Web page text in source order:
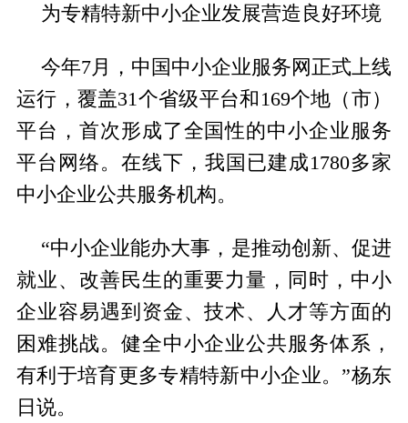
为专精特新中小企业发展营造良好环境
今年7月，中国中小企业服务网正式上线
运行，覆盖31个省级平台和169个地（市）
平台，首次形成了全国性的中小企业服务
平台网络。在线下，我国已建成1780多家
中小企业公共服务机构。
“中小企业能办大事，是推动创新、促进
就业、改善民生的重要力量，同时，中小
企业容易遇到资金、技术、人才等方面的
困难挑战。健全中小企业公共服务体系，
有利于培育更多专精特新中小企业。”杨东
日说。